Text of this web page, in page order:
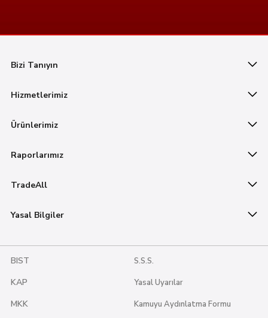
Bizi Tanıyın
Hizmetlerimiz
Ürünlerimiz
Raporlarımız
TradeAll
Yasal Bilgiler
BIST
KAP
MKK
S.S.S.
Yasal Uyarılar
Kamuyu Aydınlatma Formu